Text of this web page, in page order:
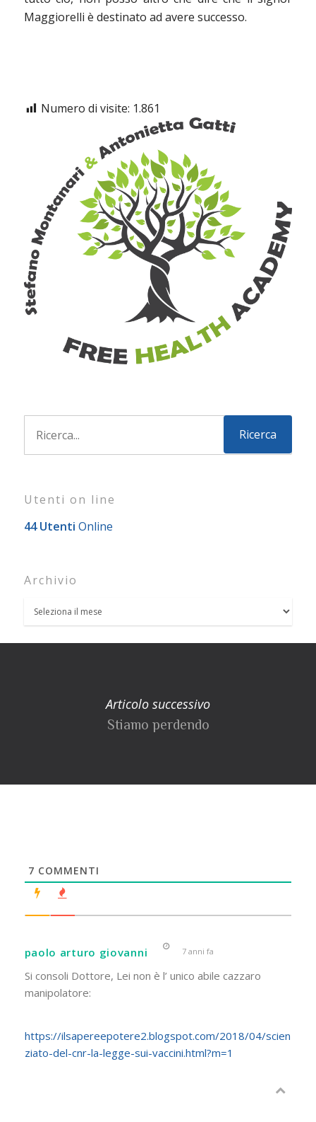
Maggiorelli è destinato ad avere successo.
Numero di visite: 1.861
Utenti on line
44 Utenti Online
Archivio
Articolo successivo
Stiamo perdendo
7 COMMENTI
paolo arturo giovanni 7 anni fa
Si consoli Dottore, Lei non è l’ unico abile cazzaro
manipolatore:
https://ilsapereepotere2.blogspot.com/2018/04/scien
ziato-del-cnr-la-legge-sui-vaccini.html?m=1